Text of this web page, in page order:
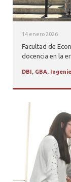
14 enero 2026
Facultad de
docencia en la
DBI, GBA,